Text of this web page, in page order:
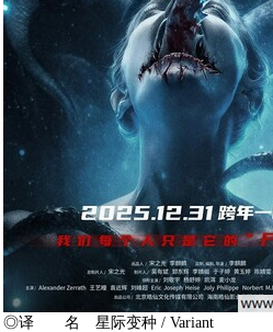
◎译 名 星际变种 / Variant